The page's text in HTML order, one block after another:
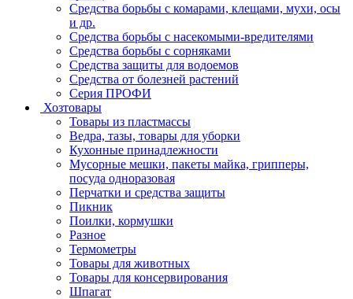
Средства борьбы с комарами, клещами, мухи, осы
и др.
Средства борьбы с насекомыми-вредителями
Средства борьбы с сорняками
Средства защиты для водоемов
Средства от болезней растений
Серия ПРОФИ
Хозтовары
Товары из пластмассы
Ведра, тазы, товары для уборки
Кухонные принадлежности
Мусорные мешки, пакеты майка, грипперы,
посуда одноразовая
Перчатки и средства защиты
Пикник
Поилки, кормушки
Разное
Термометры
Товары для животных
Товары для консервирования
Шпагат